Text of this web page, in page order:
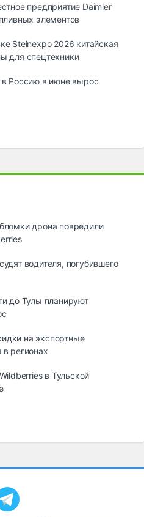
предприятие Daimler
элементов
Steinexpo 2026 китайская
для спецтехники
в Россию в июне вырос
дрона повредили
водителя, погубившего
до Тулы планируют
на экспортные
в регионах
в Тульской